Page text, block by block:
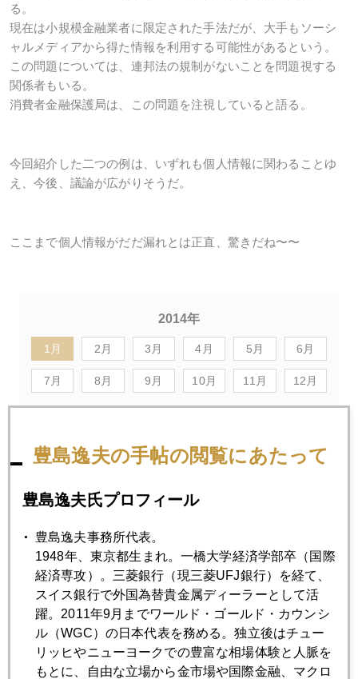
る。
現在は小規模金融業者に限定された手法だが、大手もソーシ
ャルメディアから得た情報を利用する可能性があるという。
この問題については、連邦法の規制がないことを問題視する
関係者もいる。
消費者金融保護局は、この問題を注視していると語る。
今回紹介した二つの例は、いずれも個人情報に関わることゆ
え、今後、議論が広がりそうだ。
ここまで個人情報がだだ漏れとは正直、驚きだね〜〜
2014年
1月 2月 3月 4月 5月 6月
7月 8月 9月 10月 11月 12月
2014年01月31日
円建て金価格下値の目途
ＦＯＭＣの「獅子の子落とし」
2014年01月29日
理財商品の安楽死を模索する中国政府
2014年01月27日
豊島逸夫の手帖の閲覧にあたって
豊島逸夫氏プロフィール
豊島逸夫事務所代表。
1948年、東京都生まれ。一橋大学経済学部卒（国際
経済専攻）。三菱銀行（現三菱UFJ銀行）を経て、
スイス銀行で外国為替貴金属ディーラーとして活
躍。2011年9月までワールド・ゴールド・カウンシ
ル（WGC）の日本代表を務める。独立後はチュー
リッヒやニューヨークでの豊富な相場体験と人脈を
もとに、自由な立場から金市場や国際金融、マクロ